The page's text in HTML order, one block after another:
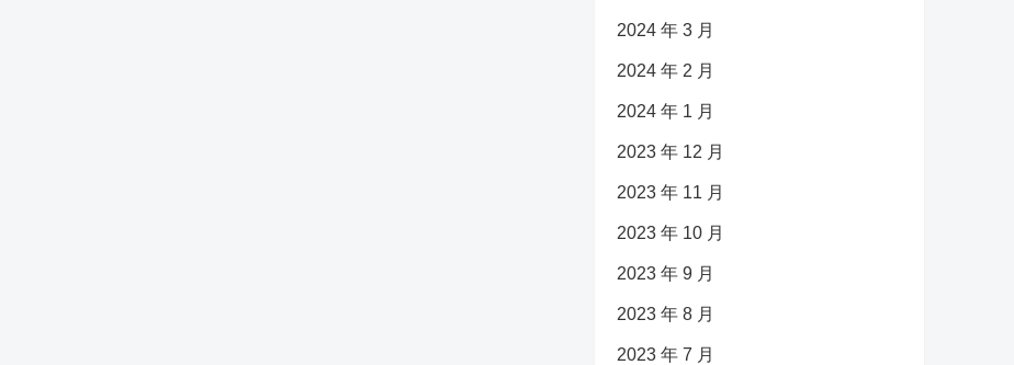
2024 年 3 月
2024 年 2 月
2024 年 1 月
2023 年 12 月
2023 年 11 月
2023 年 10 月
2023 年 9 月
2023 年 8 月
2023 年 7 月